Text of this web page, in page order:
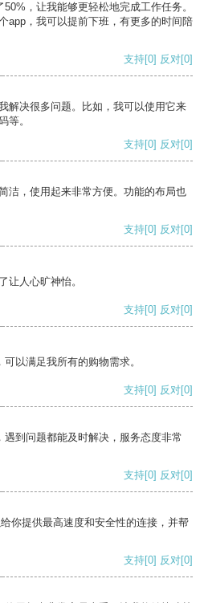
，让我能够更轻松地完成工作任务。
app，我可以提前下班，有更多的时间陪
支持[0] 反对[0]
解决很多问题。比如，我可以使用它来
等。
支持[0] 反对[0]
洁，使用起来非常方便。功能的布局也
支持[0] 反对[0]
让人心旷神怡。
支持[0] 反对[0]
以满足我所有的购物需求。
支持[0] 反对[0]
到问题都能及时解决，服务态度非常
支持[0] 反对[0]
你提供最高速度和安全性的连接，并帮
支持[0] 反对[0]